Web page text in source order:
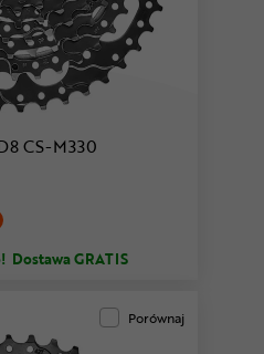
CS-M330
Dostawa GRATIS
Porównaj